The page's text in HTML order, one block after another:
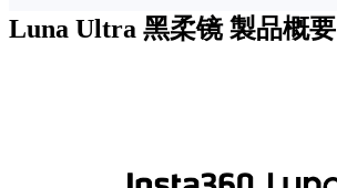
Luna Ultra 黑柔镜製品概要